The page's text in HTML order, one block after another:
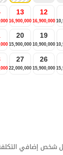
12
16,900,000
13
16,900,000
19
10,900,000
20
15,900,000
26
15,900,000
27
22,000,000
إضافي التكلفة تبلغ